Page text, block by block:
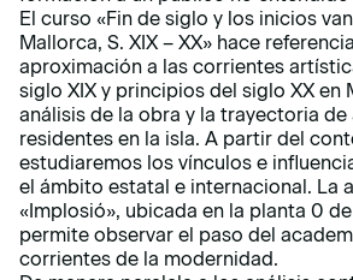
El curso «Fin de siglo y los inicios
Mallorca, S. XIX – XX» hace
aproximación a las corrientes
siglo XIX y principios del siglo XX en
análisis de la obra y la trayectoria
residentes en la isla. A partir del
estudiaremos los vínculos e
el ámbito estatal e internacional. La
«Implosió», ubicada en la planta 0
permite observar el paso del
corrientes de la modernidad.